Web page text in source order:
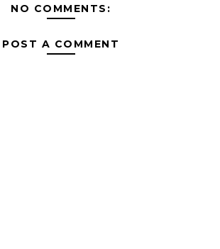
NO COMMENTS:
POST A COMMENT